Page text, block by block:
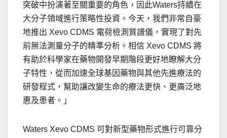
突破中扮演著至關重要的角色，因此Waters持續在
大分子領域進行策略性投資。今天，我們非常自豪
地推出 Xevo CDMS 電荷檢測質譜儀，實現了對先
前無法測量分子的精準分析。相信 Xevo CDMS 將
有助於科學家在藥物開發早期階段更好地瞭解大分
子特性，從而加速全球基因藥物與其他先進療法的
研發程式，幫助讓改變生命的療法更快、更廣泛地
惠及患者。 」
Waters Xevo CDMS 可對新型藥物形式進行可靠分